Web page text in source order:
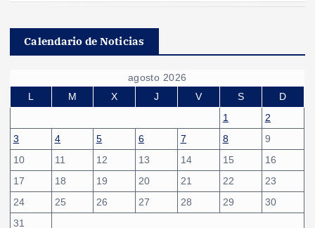
Calendario de Noticias
agosto 2026
L
M X J V S
D
1
2
3
4 5 6 7 8
9
10
11 12 13 14 15
16
17
18 19 20 21 22
23
24
25 26 27 28 29
30
31